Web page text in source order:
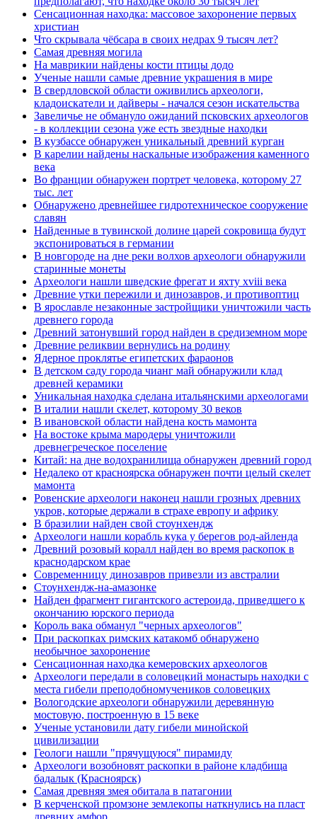
Сенсационная находка: массовое захоронение первых
христиан
Что скрывала чёбсара в своих недрах 9 тысяч лет?
Самая древняя могила
На маврикии найдены кости птицы додо
Ученые нашли самые древние украшения в мире
В свердловской области оживились археологи,
кладоискатели и дайверы - начался сезон искательства
Завеличье не обмануло ожиданий псковских археологов
- в коллекции сезона уже есть звездные находки
В кузбассе обнаружен уникальный древний курган
В карелии найдены наскальные изображения каменного
века
Во франции обнаружен портрет человека, которому 27
тыс. лет
Обнаружено древнейшее гидротехническое сооружение
славян
Найденные в тувинской долине царей сокровища будут
экспонироваться в германии
В новгороде на дне реки волхов археологи обнаружили
старинные монеты
Археологи нашли шведские фрегат и яхту xviii века
Древние утки пережили и динозавров, и противоптиц
В ярославле незаконные застройщики уничтожили часть
древнего города
Древний затонувший город найден в средиземном море
Древние реликвии вернулись на родину
Ядерное проклятье египетских фараонов
В детском саду города чианг май обнаружили клад
древней керамики
Уникальная находка сделана итальянскими археологами
В италии нашли скелет, которому 30 веков
В ивановской области найдена кость мамонта
На востоке крыма мародеры уничтожили
древнегреческое поселение
Китай: на дне водохранилища обнаружен древний город
Недалеко от красноярска обнаружен почти целый скелет
мамонта
Ровенские археологи наконец нашли грозных древних
укров, которые держали в страхе европу и африку
В бразилии найден свой стоунхендж
Археологи нашли корабль кука у берегов род-айленда
Древний розовый коралл найден во время раскопок в
краснодарском крае
Современницу динозавров привезли из австралии
Стоунхендж-на-амазонке
Найден фрагмент гигантского астероида, приведшего к
окончанию юрского периода
Король вака обманул "черных археологов"
При раскопках римских катакомб обнаружено
необычное захоронение
Сенсационная находка кемеровских археологов
Археологи передали в соловецкий монастырь находки с
места гибели преподобномучеников соловецких
Вологодские археологи обнаружили деревянную
мостовую, построенную в 15 веке
Ученые установили дату гибели минойской
цивилизации
Геологи нашли "прячущуюся" пирамиду
Археологи возобновят раскопки в районе кладбища
бадалык (Красноярск)
Самая древняя змея обитала в патагонии
В керченской промзоне землекопы наткнулись на пласт
древних амфор